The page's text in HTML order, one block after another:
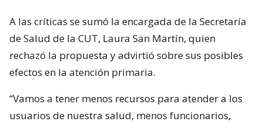
A las críticas se sumó la encargada de la Secretaría
de Salud de la CUT, Laura San Martín, quien
rechazó la propuesta y advirtió sobre sus posibles
efectos en la atención primaria.
“Vamos a tener menos recursos para atender a los
usuarios de nuestra salud, menos funcionarios,